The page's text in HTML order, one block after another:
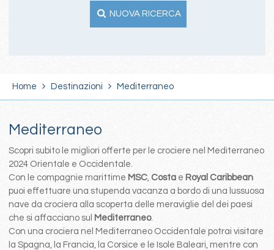
NUOVA RICERCA
Home Destinazioni Mediterraneo
Mediterraneo
Scopri subito le migliori offerte per le crociere nel Mediterraneo
2024 Orientale e Occidentale.
Con le compagnie marittime MSC, Costa e Royal Caribbean
puoi effettuare una stupenda vacanza a bordo di una lussuosa
nave da crociera alla scoperta delle meraviglie del dei paesi
che si affacciano sul Mediterraneo.
Con una crociera nel Mediterraneo Occidentale potrai visitare
la Spagna, la Francia, la Corsice e le Isole Baleari, mentre con